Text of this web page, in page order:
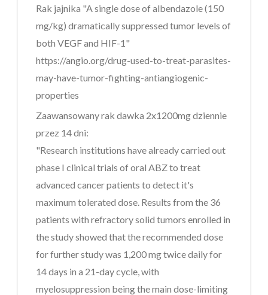
Rak jajnika "A single dose of albendazole (150
mg/kg) dramatically suppressed tumor levels of
both VEGF and HIF-1"
https://angio.org/drug-used-to-treat-parasites-
may-have-tumor-fighting-antiangiogenic-
properties
Zaawansowany rak dawka 2x1200mg dziennie
przez 14 dni:
"Research institutions have already carried out
phase I clinical trials of oral ABZ to treat
advanced cancer patients to detect it's
maximum tolerated dose. Results from the 36
patients with refractory solid tumors enrolled in
the study showed that the recommended dose
for further study was 1,200 mg twice daily for
14 days in a 21-day cycle, with
myelosuppression being the main dose-limiting